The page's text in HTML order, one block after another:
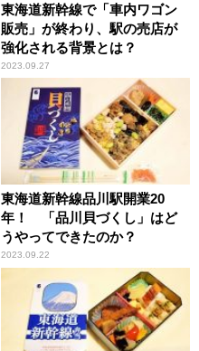
東海道新幹線で「車内ワゴン
販売」が終わり、駅の売店が
強化される背景とは？
2023.09.27
東海道新幹線品川駅開業20
年！ 「品川貝づくし」はど
うやってできたのか？
2023.09.22